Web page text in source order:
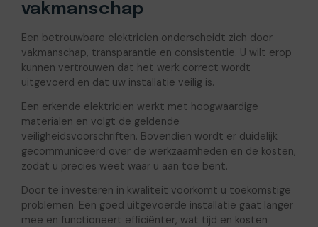
vakmanschap
Een betrouwbare elektricien onderscheidt zich door
vakmanschap, transparantie en consistentie. U wilt erop
kunnen vertrouwen dat het werk correct wordt
uitgevoerd en dat uw installatie veilig is.
Een erkende elektricien werkt met hoogwaardige
materialen en volgt de geldende
veiligheidsvoorschriften. Bovendien wordt er duidelijk
gecommuniceerd over de werkzaamheden en de kosten,
zodat u precies weet waar u aan toe bent.
Door te investeren in kwaliteit voorkomt u toekomstige
problemen. Een goed uitgevoerde installatie gaat langer
mee en functioneert efficiënter, wat tijd en kosten